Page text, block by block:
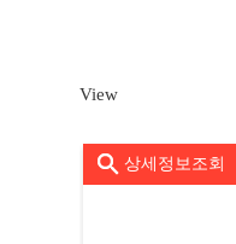
View
상세정보조회